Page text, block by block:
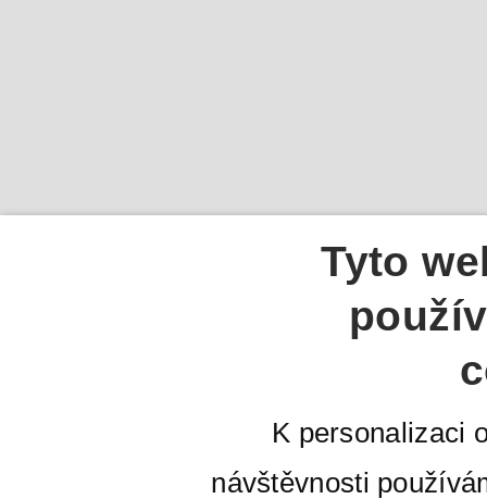
Tyto
K personalizaci
návštěvnosti